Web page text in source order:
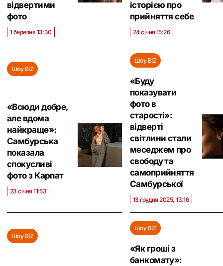
відвертими
фото
1 березня 13:30
історією про
прийняття себе
24 січня 15:26
Шоу BIZ
«Всюди добре,
але вдома
найкраще»:
Самбурська
показала
спокусливі
фото з Карпат
23 січня 11:53
Шоу BIZ
«Буду
показувати
фото в
старості»:
відверті
світлини стали
меседжем про
свободу та
самоприйняття
Самбурської
13 грудня 2025, 13:16
Шоу BIZ
Шоу BIZ
«Як гроші з
банкомату»: